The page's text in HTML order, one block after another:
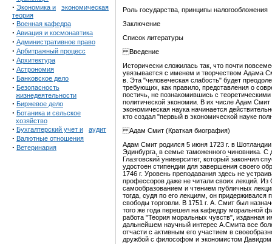
· Экономика и
экономическая
теория
· Военная кафедра
· Авиация и космонавтика
· Административное право
· Арбитражный процесс
· Архитектура
· Астрономия
· Банковское дело
· Безопасность
жизнедеятельности
· Биржевое дело
· Ботаника и сельское
хозяйство
· Бухгалтерский учет и аудит
· Валютные отношения
· Ветеринария
Роль государства, принципы налогообложения
Заключение
Список литературы
Введение
Исторически сложилась так, что почти
увязывается с именем и творчеством Адама
в. Эта "человеческая слабость" будет
требующих, как правило, представления о
постичь, не познакомившись с
политической экономии. В их числе Адам
экономическая наука начинается
кто создал "первый в экономической науке
Адам Смит (Краткая биография)
Адам Смит родился 5 июня 1723 г. в
Эдинбурга, в семье таможенного чиновника. С
Глазговский университет, который закончил
удостоен стипендии для завершения своего
1746 г. Уровень преподавания здесь не
профессоров даже не читали своих лекций.
самообразованием и чтением публичных
тогда, судя по его лекциям, он придерживался
свободы торговли. В 1751 г. А. Смит был
того же года перешел на кафедру моральной
работа "Теория моральных чувств", изданная
дальнейшем научный интерес А.Смита все
отчасти с активным его участием в
дружбой с философом и экономистом